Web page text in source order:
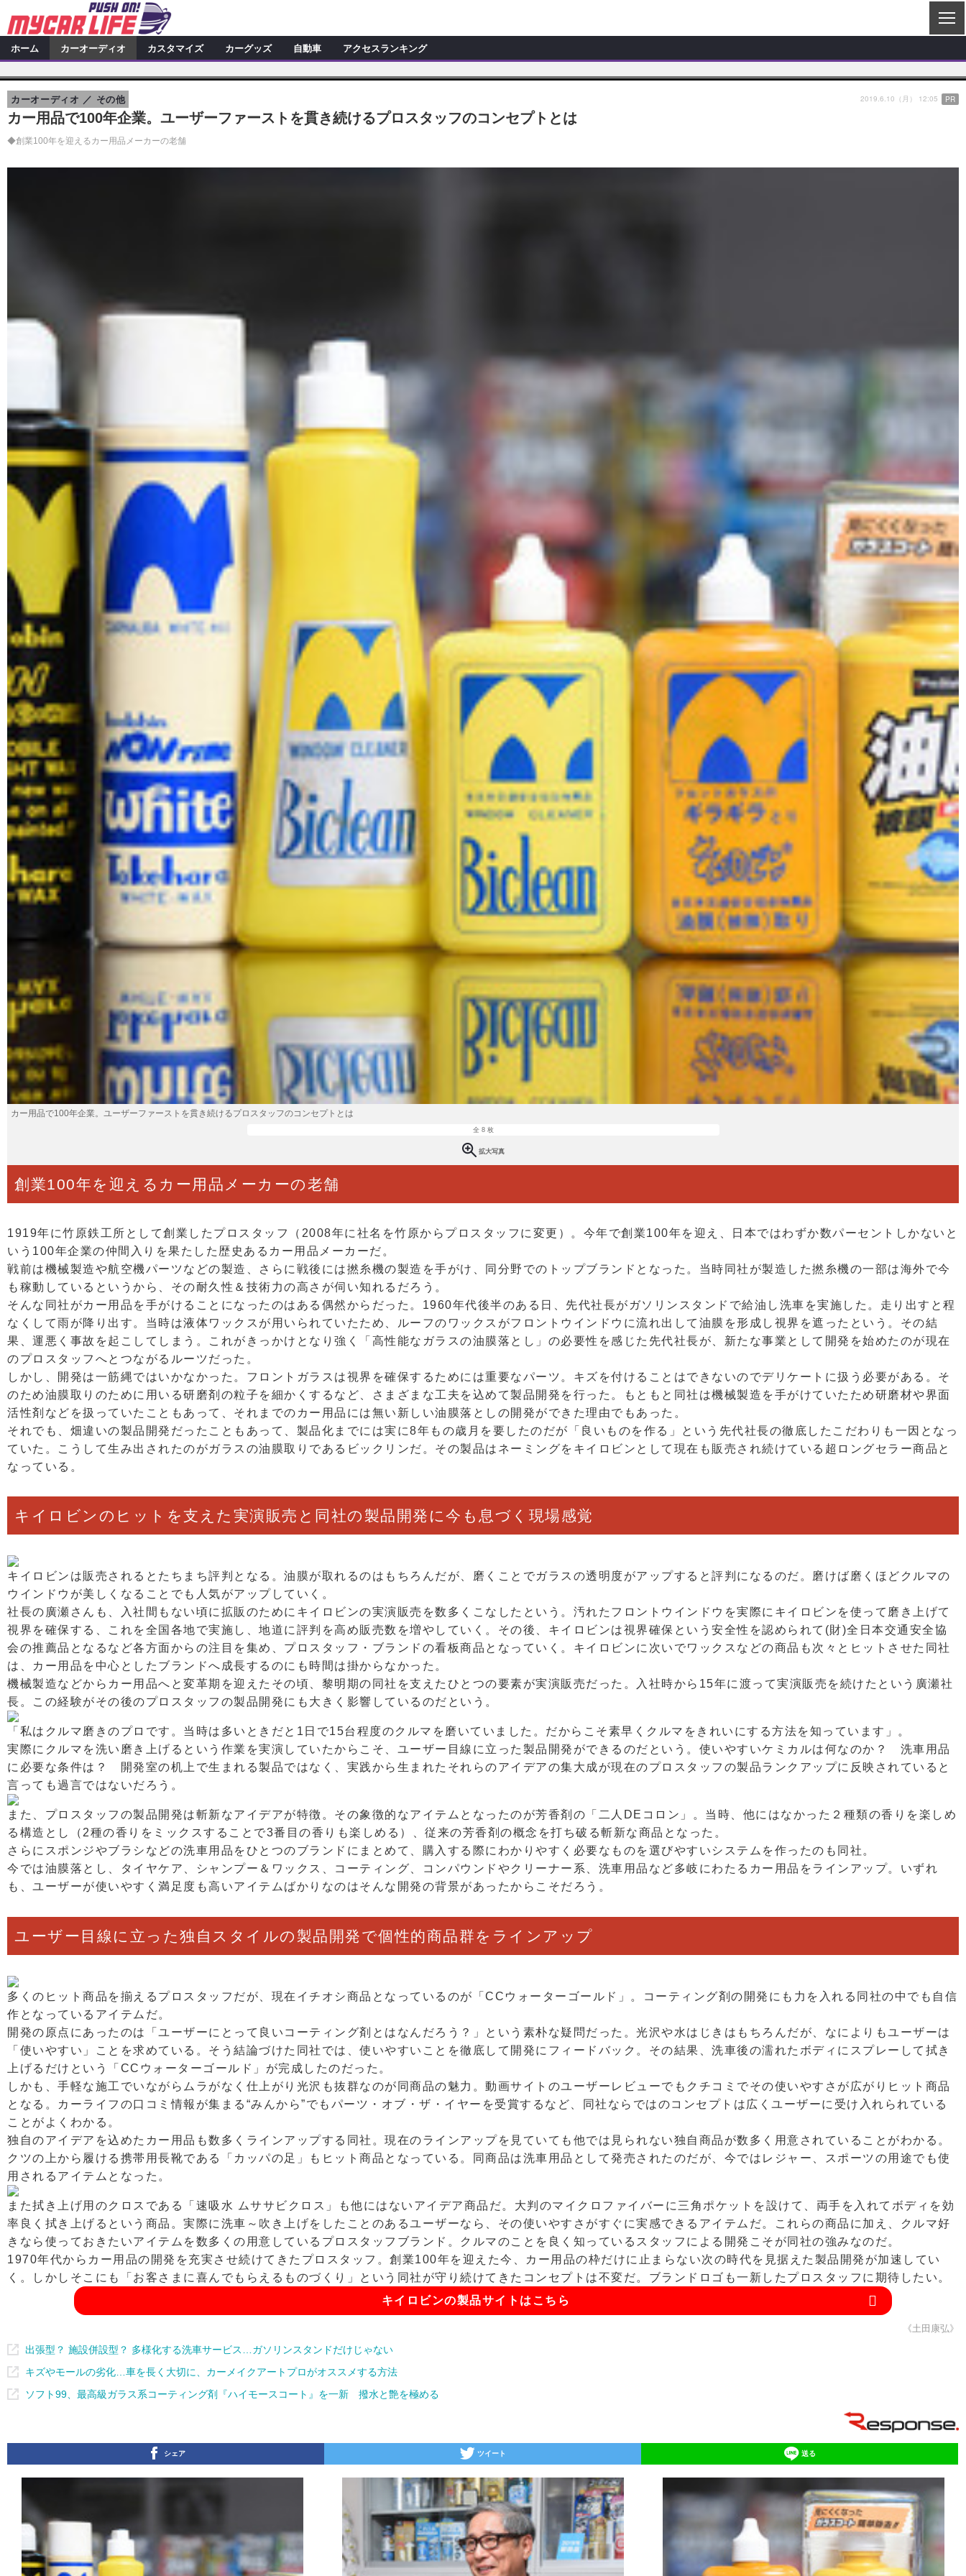
S
E
カーオーディオ
特集記事 新製品情報
プロショップ検索 ショップ訪問記
カーオーディオニュース
その他
カスタマイズ
カスタマイズ特集記事 カスタマイズ新製品情報
カスタマイズニュース
カーグッズ
カーグッズ特集記事
カーグッズニュース
自動車
ニュース 試乗記
ホーム カーオーディオ カスタマイズ カーグッズ 自動車 アクセスランキング
カー用品で100年企業。ユーザーファーストを貫き続けるプロスタッフのコンセプトとは
◆創業100年を迎えるカー用品メーカーの老舗
カーオーディオ その他 2019.6.10（月） 12:05 PR
カー用品で100年企業。ユーザーファーストを貫き続けるプロスタッフのコンセプトとは
全 8 枚
拡大写真
創業100年を迎えるカー用品メーカーの老舗
1919年に竹原鉄工所として創業したプロスタッフ（2008年に社名を竹原からプロスタッフに変更）。今年で創業100年を迎え、日本ではわずか数パーセントしかないと
いう100年企業の仲間入りを果たした歴史あるカー用品メーカーだ。
戦前は機械製造や航空機パーツなどの製造、さらに戦後には撚糸機の製造を手がけ、同分野でのトップブランドとなった。当時同社が製造した撚糸機の一部は海外で今
も稼動しているというから、その耐久性＆技術力の高さが伺い知れるだろう。
そんな同社がカー用品を手がけることになったのはある偶然からだった。1960年代後半のある日、先代社長がガソリンスタンドで給油し洗車を実施した。走り出すと程
なくして雨が降り出す。当時は液体ワックスが用いられていたため、ルーフのワックスがフロントウインドウに流れ出して油膜を形成し視界を遮ったという。その結
果、運悪く事故を起こしてしまう。これがきっかけとなり強く「高性能なガラスの油膜落とし」の必要性を感じた先代社長が、新たな事業として開発を始めたのが現在
のプロスタッフへとつながるルーツだった。
しかし、開発は一筋縄ではいかなかった。フロントガラスは視界を確保するためには重要なパーツ。キズを付けることはできないのでデリケートに扱う必要がある。そ
のため油膜取りのために用いる研磨剤の粒子を細かくするなど、さまざまな工夫を込めて製品開発を行った。もともと同社は機械製造を手がけていたため研磨材や界面
活性剤などを扱っていたこともあって、それまでのカー用品には無い新しい油膜落としの開発ができた理由でもあった。
それでも、畑違いの製品開発だったこともあって、製品化までには実に8年もの歳月を要したのだが「良いものを作る」という先代社長の徹底したこだわりも一因となっ
ていた。こうして生み出されたのがガラスの油膜取りであるビックリンだ。その製品はネーミングをキイロビンとして現在も販売され続けている超ロングセラー商品と
なっている。
キイロビンのヒットを支えた実演販売と同社の製品開発に今も息づく現場感覚
キイロビンは販売されるとたちまち評判となる。油膜が取れるのはもちろんだが、磨くことでガラスの透明度がアップすると評判になるのだ。磨けば磨くほどクルマの
ウインドウが美しくなることでも人気がアップしていく。
社長の廣瀬さんも、入社間もない頃に拡販のためにキイロビンの実演販売を数多くこなしたという。汚れたフロントウインドウを実際にキイロビンを使って磨き上げて
視界を確保する、これを全国各地で実施し、地道に評判を高め販売数を増やしていく。その後、キイロビンは視界確保という安全性を認められて(財)全日本交通安全協
会の推薦品となるなど各方面からの注目を集め、プロスタッフ・ブランドの看板商品となっていく。キイロビンに次いでワックスなどの商品も次々とヒットさせた同社
は、カー用品を中心としたブランドへ成長するのにも時間は掛からなかった。
機械製造などからカー用品へと変革期を迎えたその頃、黎明期の同社を支えたひとつの要素が実演販売だった。入社時から15年に渡って実演販売を続けたという廣瀬社
長。この経験がその後のプロスタッフの製品開発にも大きく影響しているのだという。
「私はクルマ磨きのプロです。当時は多いときだと1日で15台程度のクルマを磨いていました。だからこそ素早くクルマをきれいにする方法を知っています」。
実際にクルマを洗い磨き上げるという作業を実演していたからこそ、ユーザー目線に立った製品開発ができるのだという。使いやすいケミカルは何なのか？ 洗車用品
に必要な条件は？ 開発室の机上で生まれる製品ではなく、実践から生まれたそれらのアイデアの集大成が現在のプロスタッフの製品ランクアップに反映されていると
言っても過言ではないだろう。
また、プロスタッフの製品開発は斬新なアイデアが特徴。その象徴的なアイテムとなったのが芳香剤の「二人DEコロン」。当時、他にはなかった２種類の香りを楽しめ
る構造とし（2種の香りをミックスすることで3番目の香りも楽しめる）、従来の芳香剤の概念を打ち破る斬新な商品となった。
さらにスポンジやブラシなどの洗車用品をひとつのブランドにまとめて、購入する際にわかりやすく必要なものを選びやすいシステムを作ったのも同社。
今では油膜落とし、タイヤケア、シャンプー＆ワックス、コーティング、コンパウンドやクリーナー系、洗車用品など多岐にわたるカー用品をラインアップ。いずれ
も、ユーザーが使いやすく満足度も高いアイテムばかりなのはそんな開発の背景があったからこそだろう。
ユーザー目線に立った独自スタイルの製品開発で個性的商品群をラインアップ
多くのヒット商品を揃えるプロスタッフだが、現在イチオシ商品となっているのが「CCウォーターゴールド」。コーティング剤の開発にも力を入れる同社の中でも自信
作となっているアイテムだ。
開発の原点にあったのは「ユーザーにとって良いコーティング剤とはなんだろう？」という素朴な疑問だった。光沢や水はじきはもちろんだが、なによりもユーザーは
「使いやすい」ことを求めている。そう結論づけた同社では、使いやすいことを徹底して開発にフィードバック。その結果、洗車後の濡れたボディにスプレーして拭き
上げるだけという「CCウォーターゴールド」が完成したのだった。
しかも、手軽な施工でいながらムラがなく仕上がり光沢も抜群なのが同商品の魅力。動画サイトのユーザーレビューでもクチコミでその使いやすさが広がりヒット商品
となる。カーライフの口コミ情報が集まる“みんから”でもパーツ・オブ・ザ・イヤーを受賞するなど、同社ならではのコンセプトは広くユーザーに受け入れられている
ことがよくわかる。
独自のアイデアを込めたカー用品も数多くラインアップする同社。現在のラインアップを見ていても他では見られない独自商品が数多く用意されていることがわかる。
クツの上から履ける携帯用長靴である「カッパの足」もヒット商品となっている。同商品は洗車用品として発売されたのだが、今ではレジャー、スポーツの用途でも使
用されるアイテムとなった。
また拭き上げ用のクロスである「速吸水 ムササビクロス」も他にはないアイデア商品だ。大判のマイクロファイバーに三角ポケットを設けて、両手を入れてボディを効
率良く拭き上げるという商品。実際に洗車～吹き上げをしたことのあるユーザーなら、その使いやすさがすぐに実感できるアイテムだ。これらの商品に加え、クルマ好
きなら使っておきたいアイテムを数多くの用意しているプロスタッフブランド。クルマのことを良く知っているスタッフによる開発こそが同社の強みなのだ。
1970年代からカー用品の開発を充実させ続けてきたプロスタッフ。創業100年を迎えた今、カー用品の枠だけに止まらない次の時代を見据えた製品開発が加速してい
く。しかしそこにも「お客さまに喜んでもらえるものづくり」という同社が守り続けてきたコンセプトは不変だ。ブランドロゴも一新したプロスタッフに期待したい。
キイロビンの製品サイトはこちら
《土田康弘》
出張型？ 施設併設型？ 多様化する洗車サービス…ガソリンスタンドだけじゃない
キズやモールの劣化…車を長く大切に、カーメイクアートプロがオススメする方法
ソフト99、最高級ガラス系コーティング剤『ハイモースコート』を一新 撥水と艶を極める
シェア ツイート 送る